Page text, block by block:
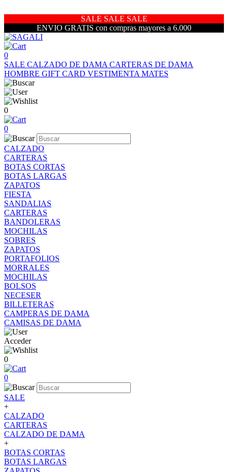
SALE SALE SALE
ENVIO GRATIS con compras mayores a 6.000
0
SALE CALZADO DE DAMA CARTERAS DE DAMA
HOMBRE GIFT CARD VESTIMENTA MATES
0
0
CALZADO
CARTERAS
BOTAS CORTAS
BOTAS LARGAS
ZAPATOS
FIESTA
SANDALIAS
CARTERAS
BANDOLERAS
MOCHILAS
SOBRES
ZAPATOS
PORTAFOLIOS
MORRALES
MOCHILAS
BOLSOS
NECESER
BILLETERAS
CAMPERAS DE DAMA
CAMISAS DE DAMA
Acceder
0
0
SALE
+
CALZADO
CARTERAS
CALZADO DE DAMA
+
BOTAS CORTAS
BOTAS LARGAS